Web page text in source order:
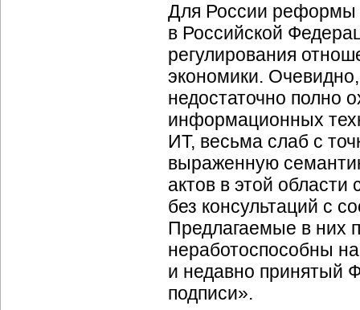
Для России реформы
в Российской
регулирования
экономики.
недостаточно полно
информационных
ИТ, весьма слаб с
выраженную
актов в этой
без консультаций с
Предлагаемые в них
неработоспособны
и недавно принятый
подписи».